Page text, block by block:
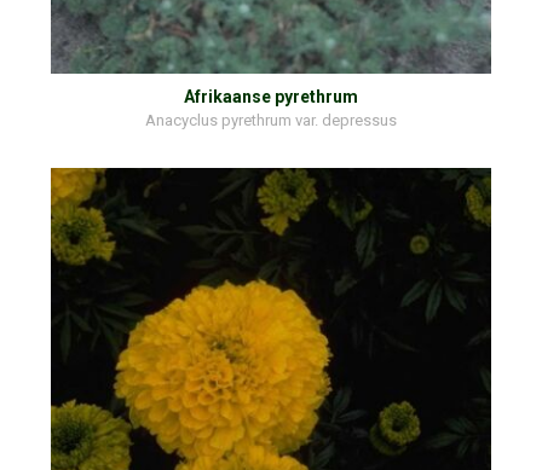
Afrikaanse pyrethrum
Anacyclus pyrethrum var. depressus